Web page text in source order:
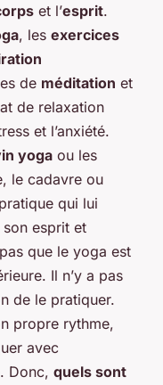
et l’esprit.
, les exercices
de méditation et
de relaxation
et l’anxiété.
yoga ou les
le cadavre ou
qui lui
esprit et
que le yoga est
Il n’y a pas
de le pratiquer.
propre rythme,
avec
Donc, quels sont